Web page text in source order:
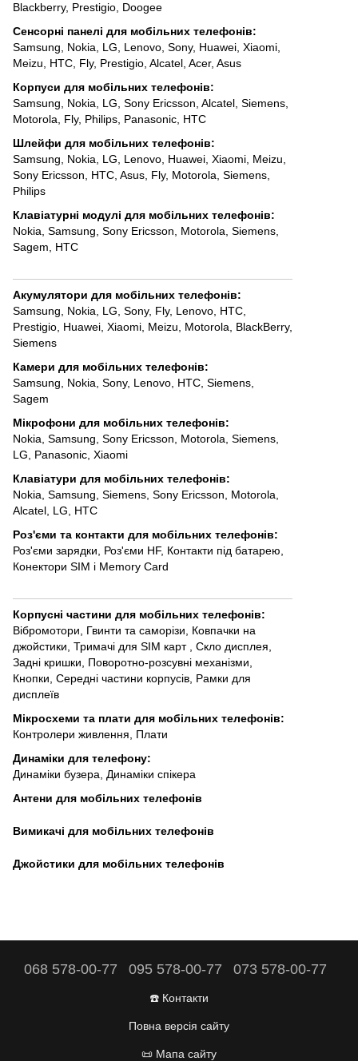
Blackberry, Prestigio, Doogee
Сенсорні панелі для мобільних телефонів:
Samsung, Nokia, LG, Lenovo, Sony, Huawei, Xiaomi,
Meizu, HTC, Fly, Prestigio, Alcatel, Acer, Asus
Корпуси для мобільних телефонів:
Samsung, Nokia, LG, Sony Ericsson, Alcatel, Siemens,
Motorola, Fly, Philips, Panasonic, HTC
Шлейфи для мобільних телефонів:
Samsung, Nokia, LG, Lenovo, Huawei, Xiaomi, Meizu,
Sony Ericsson, HTC, Asus, Fly, Motorola, Siemens,
Philips
Клавіатурні модулі для мобільних телефонів:
Nokia, Samsung, Sony Ericsson, Motorola, Siemens,
Sagem, HTC
Акумулятори для мобільних телефонів:
Samsung, Nokia, LG, Sony, Fly, Lenovo, HTC,
Prestigio, Huawei, Xiaomi, Meizu, Motorola, BlackBerry,
Siemens
Камери для мобільних телефонів:
Samsung, Nokia, Sony, Lenovo, HTC, Siemens,
Sagem
Мікрофони для мобільних телефонів:
Nokia, Samsung, Sony Ericsson, Motorola, Siemens,
LG, Panasonic, Xiaomi
Клавіатури для мобільних телефонів:
Nokia, Samsung, Siemens, Sony Ericsson, Motorola,
Alcatel, LG, HTC
Роз'єми та контакти для мобільних телефонів:
Роз'єми зарядки, Роз'єми HF, Контакти під батарею,
Конектори SIM і Memory Card
Корпусні частини для мобільних телефонів:
Вібромотори, Гвинти та саморізи, Ковпачки на
джойстики, Тримачі для SIM карт , Скло дисплея,
Задні кришки, Поворотно-розсувні механізми,
Кнопки, Середні частини корпусів, Рамки для
дисплеїв
Мікросхеми та плати для мобільних телефонів:
Контролери живлення, Плати
Динаміки для телефону:
Динаміки бузера, Динаміки спікера
Антени для мобільних телефонів
Вимикачі для мобільних телефонів
Джойстики для мобільних телефонів
068 578-00-77 095 578-00-77 073 578-00-77
☎️ Контакти
Повна версія сайту
📜 Мапа сайту